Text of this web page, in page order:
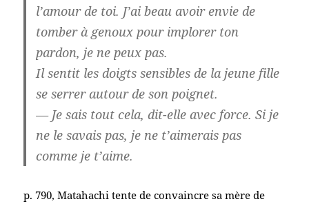
l’amour de toi. J’ai beau avoir envie de
tomber à genoux pour implorer ton
pardon, je ne peux pas.
Il sentit les doigts sensibles de la jeune fille
se serrer autour de son poignet.
— Je sais tout cela, dit-elle avec force. Si je
ne le savais pas, je ne t’aimerais pas
comme je t’aime.
p. 790, Matahachi tente de convaincre sa mère de